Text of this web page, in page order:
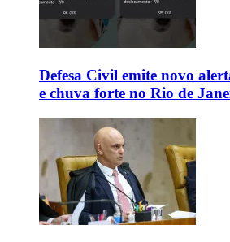
Defesa Civil emite novo
e chuva forte no Rio de